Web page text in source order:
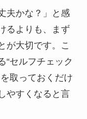
夫かな？」と感
るよりも、まず
が大切です。こ
“セルフチェック
取っておくだけ
やすくなると言